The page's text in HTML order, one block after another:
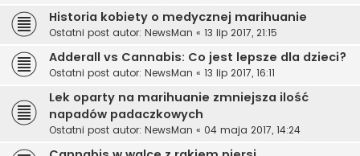
Historia kobiety o medycznej marihuanie
Ostatni post autor: NewsMan « 13 lip 2017, 21:15
Adderall vs Cannabis: Co jest lepsze dla dzieci?
Ostatni post autor: NewsMan « 13 lip 2017, 16:11
Lek oparty na marihuanie zmniejsza ilość
napadów padaczkowych
Ostatni post autor: NewsMan « 04 maja 2017, 14:24